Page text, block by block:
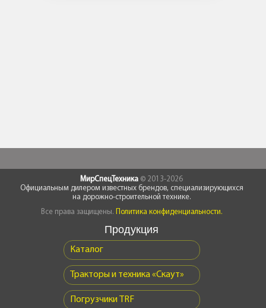
МирСпецТехника © 2013-2026
Официальным дилером известных брендов, специализирующихся
на дорожно-строительной технике.
Все права защищены.
Политика конфиденциальности.
Продукция
Каталог
Тракторы и техника «Скаут»
Погрузчики TRF